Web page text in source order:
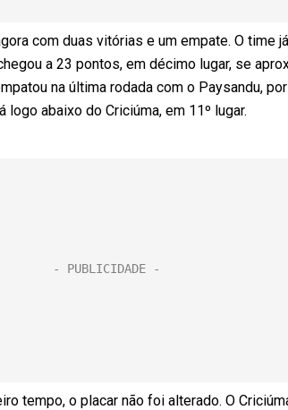
com duas vitórias e um empate. O time
a 23 pontos, em décimo lugar, se
na última rodada com o Paysandu,
abaixo do Criciúma, em 11º lugar.
tempo, o placar não foi alterado. O